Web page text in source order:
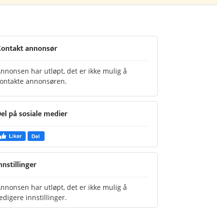
annonsør
har utløpt, det er ikke mulig å
annonsøren.
på sosiale medier
har utløpt, det er ikke mulig å
innstillinger.